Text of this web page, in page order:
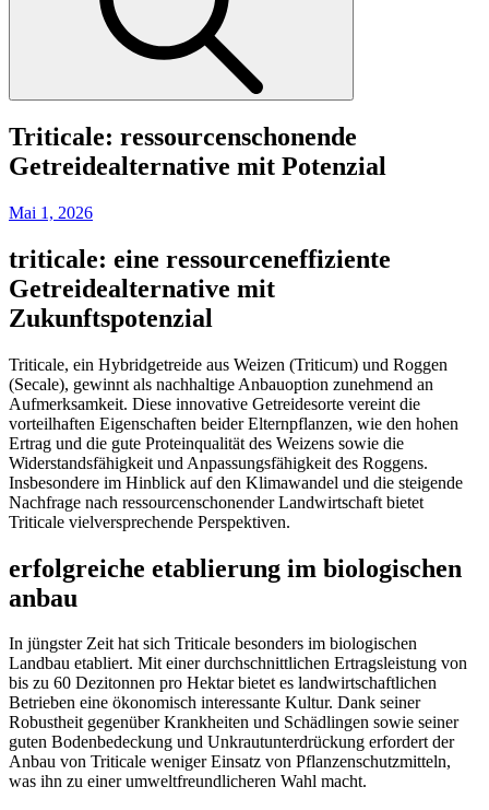
Triticale: ressourcenschonende
Getreidealternative mit Potenzial
Posted
Mai 1, 2026
triticale: eine ressourceneffiziente
Getreidealternative mit
Zukunftspotenzial
Triticale, ein Hybridgetreide aus Weizen (Triticum) und Roggen
(Secale), gewinnt als nachhaltige Anbauoption zunehmend an
Aufmerksamkeit. Diese innovative Getreidesorte vereint die
vorteilhaften Eigenschaften beider Elternpflanzen, wie den hohen
Ertrag und die gute Proteinqualität des Weizens sowie die
Widerstandsfähigkeit und Anpassungsfähigkeit des Roggens.
Insbesondere im Hinblick auf den Klimawandel und die steigende
Nachfrage nach ressourcenschonender Landwirtschaft bietet
Triticale vielversprechende Perspektiven.
erfolgreiche etablierung im biologischen
anbau
In jüngster Zeit hat sich Triticale besonders im biologischen
Landbau etabliert. Mit einer durchschnittlichen Ertragsleistung von
bis zu 60 Dezitonnen pro Hektar bietet es landwirtschaftlichen
Betrieben eine ökonomisch interessante Kultur. Dank seiner
Robustheit gegenüber Krankheiten und Schädlingen sowie seiner
guten Bodenbedeckung und Unkrautunterdrückung erfordert der
Anbau von Triticale weniger Einsatz von Pflanzenschutzmitteln,
was ihn zu einer umweltfreundlicheren Wahl macht.